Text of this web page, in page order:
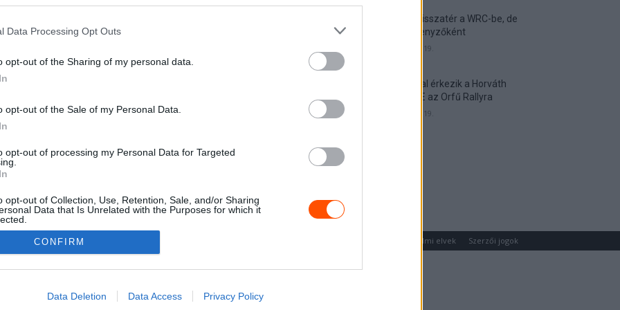
Data Processing Opt Outs
opt-out of the Sharing of my personal data.
opt-out of the Sale of my Personal Data.
opt-out of processing my Personal Data for Targeted
opt-out of Collection, Use, Retention, Sale, and/or Sharing
Data that Is Unrelated with the Purposes for which it
allow Google to enable storage related to advertising like cookies on
CONFIRM
Data Deletion Data Access Privacy Policy
0
Munster visszatér a WRC-be, de
nem versenyzőként
2026. április 19.
Hat autóval érkezik a Horváth
Rallye ASE az Orfű Rallyra
2026. április 19.
Adatvédelmi elvek Szerzői jogok